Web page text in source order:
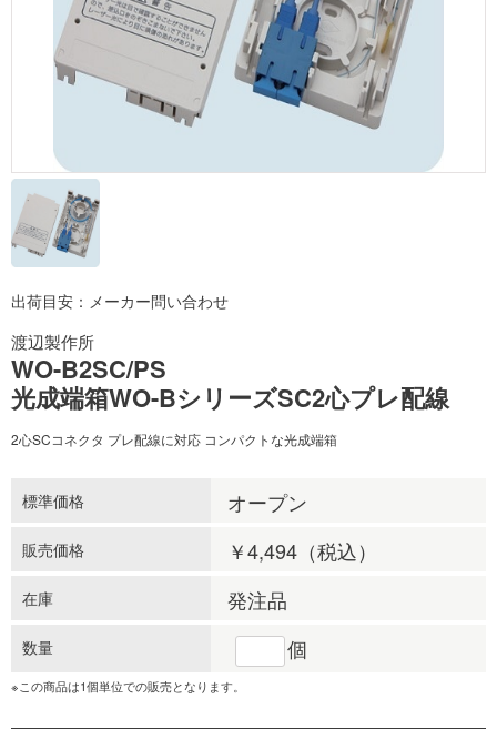
出荷目安：メーカー問い合わせ
渡辺製作所
WO-B2SC/PS
光成端箱WO-BシリーズSC2心プレ配線
2心SCコネクタ プレ配線に対応 コンパクトな光成端箱
標準価格 オープン
販売価格 ￥4,494（税込）
在庫 発注品
数量 個
※この商品は1個単位での販売となります。